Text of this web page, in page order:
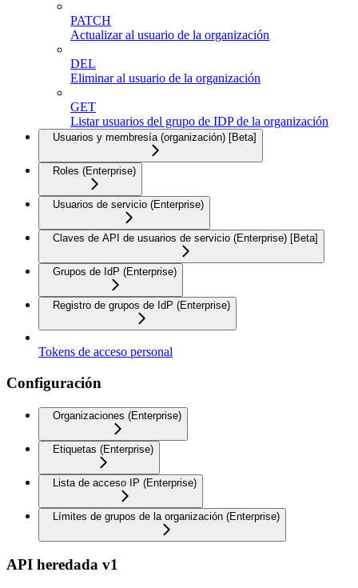
PATCH
Actualizar al usuario de la organización
DEL
Eliminar al usuario de la organización
GET
Listar usuarios del grupo de IDP de la organización
Usuarios y membresía (organización) [Beta]
Roles (Enterprise)
Usuarios de servicio (Enterprise)
Claves de API de usuarios de servicio (Enterprise) [Beta]
Grupos de IdP (Enterprise)
Registro de grupos de IdP (Enterprise)
Tokens de acceso personal
Configuración
Organizaciones (Enterprise)
Etiquetas (Enterprise)
Lista de acceso IP (Enterprise)
Límites de grupos de la organización (Enterprise)
API heredada v1